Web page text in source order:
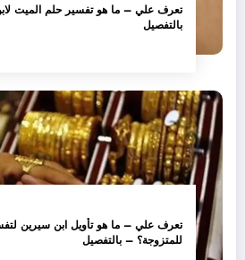
تعرف علي – ما هو تفسير حلم الميت
بالتفصيل
تعرف علي – ما هو تأويل ابن سيرين
للمتزوجة؟ – بالتفصيل